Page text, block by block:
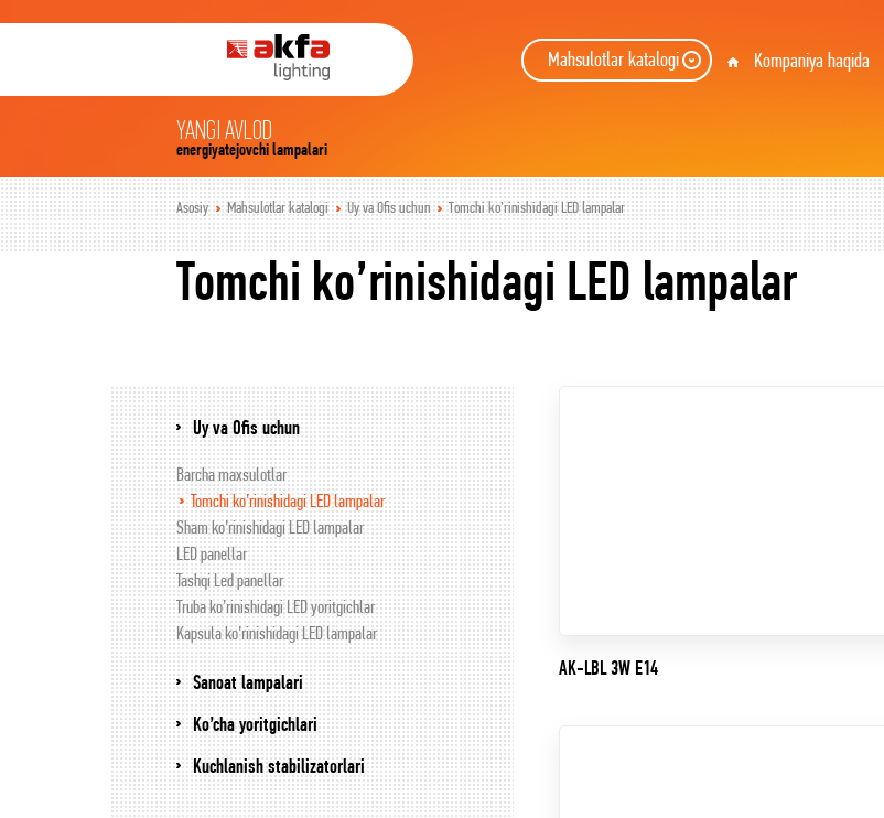
Mahsulotlar katalogi Kompaniya haqida
YANGI AVLOD
energiyatejovchi lampalari
Asosiy Mahsulotlar katalogi Uy va Ofis uchun Tomchi ko’rinishidagi LED lampalar
Tomchi ko’rinishidagi LED lampalar
Uy va Ofis uchun
Barcha maxsulotlar
Tomchi ko’rinishidagi LED lampalar
Sham ko’rinishidagi LED lampalar
LED panellar
Tashqi Led panellar
Truba ko’rinishidagi LED yoritgichlar
Kapsula ko’rinishidagi LED lampalar
Sanoat lampalari
Ko’cha yoritgichlari
Kuchlanish stabilizatorlari
AK-LBL 3W E14